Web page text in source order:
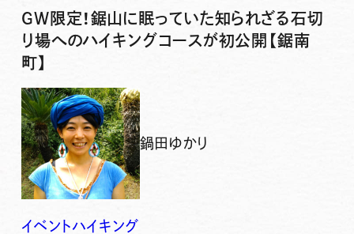
GW限定！鋸山に眠っていた知られざる石切
り場へのハイキングコースが初公開【鋸南
町】
鍋田ゆかり
イベントハイキング